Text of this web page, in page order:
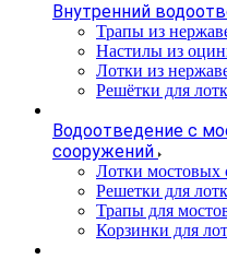
Внутренний
Трапы из
Настилы из
Лотки из
Решётки для
Водоотведение с
сооружений
Лотки мостовых
Решетки для
Трапы для
Корзинки для